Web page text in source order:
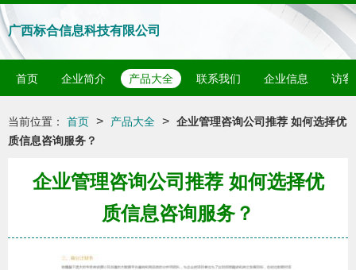
广西标合信息科技有限公司
首页 企业简介 产品大全 联系我们 企业信息 访客
当前位置： 首页 > 产品大全 > 企业管理咨询公司推荐 如何选择优
质信息咨询服务？
企业管理咨询公司推荐 如何选择优
质信息咨询服务？